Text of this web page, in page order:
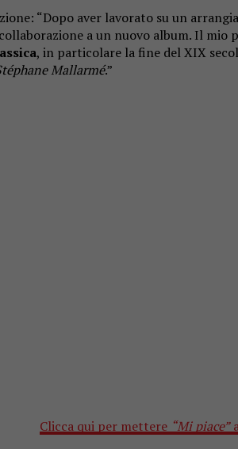
“Dopo aver lavorato su un
a un nuovo album. Il
, in particolare la fine del XIX
Mallarmé.”
Clicca qui per mettere “Mi piace”